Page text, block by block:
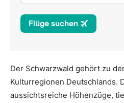
Der Schwarzwald gehört zu
Kulturregionen Deutschlands.
aussichtsreiche Höhenzüge,